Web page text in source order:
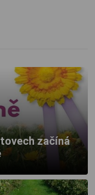
začíná